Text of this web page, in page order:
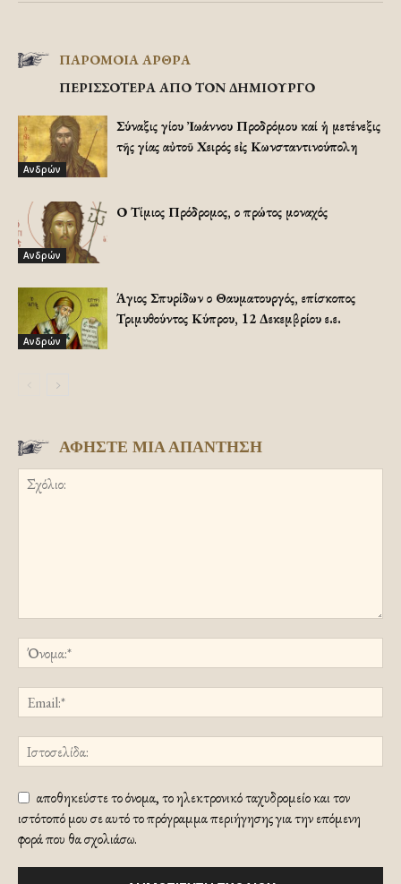
ΠΑΡΟΜΟΙΑ ΑΡΘΡΑ
ΠΕΡΙΣΣΟΤΕΡΑ ΑΠΟ ΤΟΝ ΔΗΜΙΟΥΡΓΟ
Ανδρών
Σύναξις Ἁγίου Ἰωάννου Προδρόμου καί ἡ μετένεξις
τῆς Ἁγίας αὐτοῦ Χειρός εἰς Κωνσταντινούπολη
Ανδρών
Ο Τίμιος Πρόδρομος, ο πρώτος μοναχός
Ανδρών
Άγιος Σπυρίδων ο Θαυματουργός, επίσκοπος
Τριμυθούντος Κύπρου, 12 Δεκεμβρίου ε.ε.
ΑΦΗΣΤΕ ΜΙΑ ΑΠΑΝΤΗΣΗ
αποθηκεύστε το όνομα, το ηλεκτρονικό ταχυδρομείο και τον
ιστότοπό μου σε αυτό το πρόγραμμα περιήγησης για την επόμενη
φορά που θα σχολιάσω.